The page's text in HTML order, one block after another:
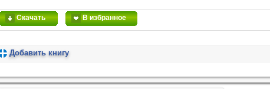
Скачать В избранное
Добавить книгу